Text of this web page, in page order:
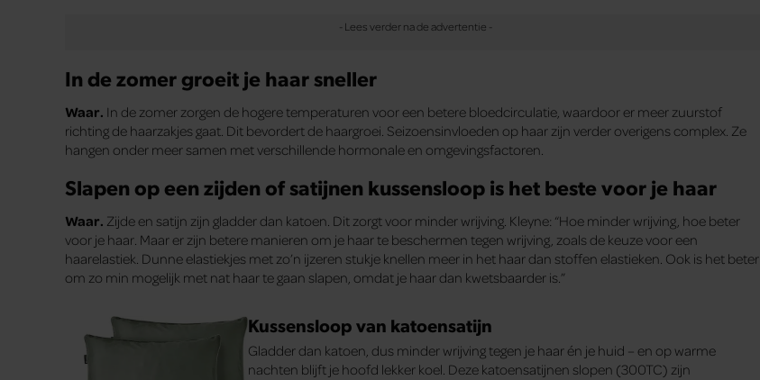
In de zomer groeit je haar sneller
Waar. In de zomer zorgen de hogere temperaturen voor een betere bloedcirculatie, waardoor er meer zuurstof
richting de haarzakjes gaat. Dit bevordert de haargroei. Seizoensinvloeden op haar zijn verder overigens complex. Ze
hangen onder meer samen met verschillende hormonale en omgevingsfactoren.
Slapen op een zijden of satijnen kussensloop is het beste voor je haar
Waar. Zijde en satijn zijn gladder dan katoen. Dit zorgt voor minder wrijving. Kleyne: “Hoe minder wrijving, hoe beter
voor je haar. Maar er zijn betere manieren om je haar te beschermen tegen wrijving, zoals de keuze voor een
haarelastiek. Dunne elastiekjes met zo’n ijzeren stukje knellen meer in het haar dan stoffen elastieken. Ook is het beter
om zo min mogelijk met nat haar te gaan slapen, omdat je haar dan kwetsbaarder is.”
Kussensloop van katoensatijn
Gladder dan katoen, dus minder wrijving tegen je haar én je huid – en op warme
nachten blijft je hoofd lekker koel. Deze katoensatijnen slopen (300TC) zijn